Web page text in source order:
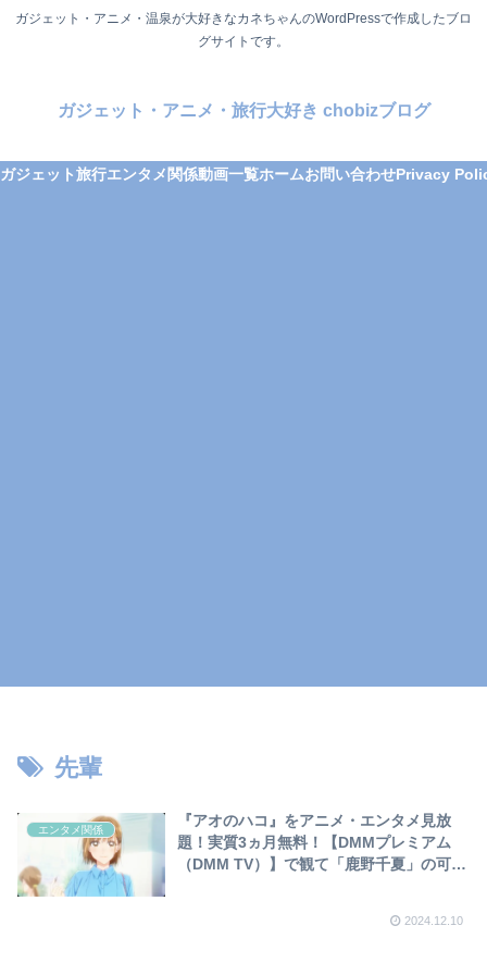
ガジェット・アニメ・温泉が大好きなカネちゃんのWordPressで作成したブロ
グサイトです。
ガジェット・アニメ・旅行大好き chobizブログ
ガジェット旅行エンタメ関係動画一覧ホームお問い合わせPrivacy
先輩
エンタメ関係
『アオのハコ』をアニメ・エンタメ見放
題！実質3ヵ月無料！【DMMプレミアム
（DMM TV）】で観て「鹿野千夏」の可愛
2024.12.10